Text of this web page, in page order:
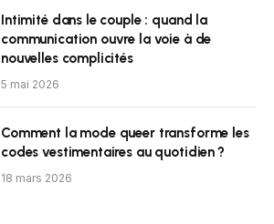
Intimité dans le couple : quand la
communication ouvre la voie à de
nouvelles complicités
5 mai 2026
Comment la mode queer transforme les
codes vestimentaires au quotidien ?
18 mars 2026